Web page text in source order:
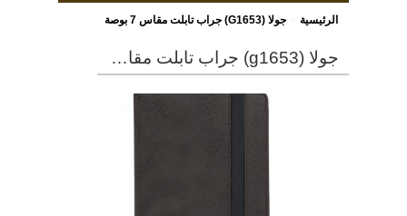
الرئيسية جولا (G1653) جراب تابلت مقاس 7 بوصة
جولا (g1653) جراب تابلت مقاس 7 بوصة